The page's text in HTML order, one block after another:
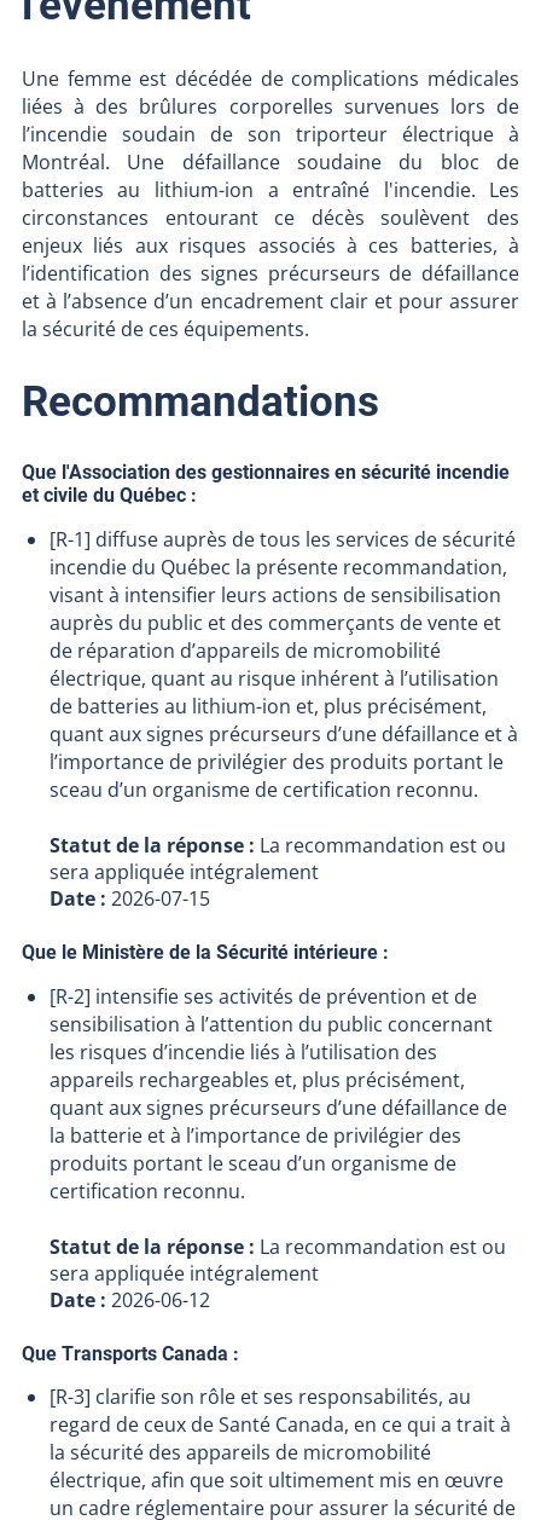
Une femme est décédée de complications médicales
liées à des brûlures corporelles survenues lors de
l’incendie soudain de son triporteur électrique à
Montréal. Une défaillance soudaine du bloc de
batteries au lithium-ion a entraîné l'incendie. Les
circonstances entourant ce décès soulèvent des
enjeux liés aux risques associés à ces batteries, à
l’identification des signes précurseurs de défaillance
et à l’absence d’un encadrement clair et pour assurer
la sécurité de ces équipements.
Recommandations
Que l'Association des gestionnaires en sécurité incendie
et civile du Québec :
[R-1] diffuse auprès de tous les services de sécurité
incendie du Québec la présente recommandation,
visant à intensifier leurs actions de sensibilisation
auprès du public et des commerçants de vente et
de réparation d’appareils de micromobilité
électrique, quant au risque inhérent à l’utilisation
de batteries au lithium-ion et, plus précisément,
quant aux signes précurseurs d’une défaillance et à
l’importance de privilégier des produits portant le
sceau d’un organisme de certification reconnu.
Statut de la réponse : La recommandation est ou
sera appliquée intégralement
Date :2026-07-15
Que le Ministère de la Sécurité intérieure :
[R-2] intensifie ses activités de prévention et de
sensibilisation à l’attention du public concernant
les risques d’incendie liés à l’utilisation des
appareils rechargeables et, plus précisément,
quant aux signes précurseurs d’une défaillance de
la batterie et à l’importance de privilégier des
produits portant le sceau d’un organisme de
certification reconnu.
Statut de la réponse : La recommandation est ou
sera appliquée intégralement
Date :2026-06-12
Que Transports Canada :
[R-3] clarifie son rôle et ses responsabilités, au
regard de ceux de Santé Canada, en ce qui a trait à
la sécurité des appareils de micromobilité
électrique, afin que soit ultimement mis en œuvre
un cadre réglementaire pour assurer la sécurité de